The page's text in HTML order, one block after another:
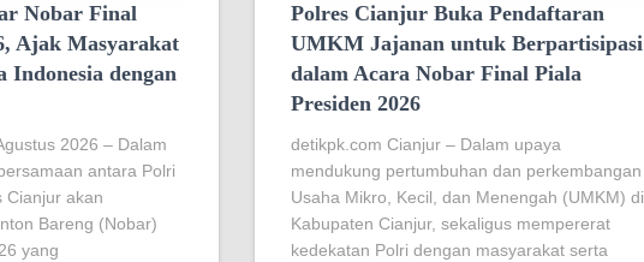
Nobar Final
Ajak Masyarakat
Indonesia dengan
2026 – Dalam
antara Polri
Cianjur akan
Bareng (Nobar)
yang
Polres Cianjur Buka Pendaftaran
UMKM Jajanan untuk Berpartisipasi
dalam Acara Nobar Final Piala
Presiden 2026
detikpk.com ‎‎Cianjur – Dalam upaya
mendukung pertumbuhan dan perkembangan
Usaha Mikro, Kecil, dan Menengah (UMKM) di
Kabupaten Cianjur, sekaligus mempererat
kedekatan Polri dengan masyarakat serta